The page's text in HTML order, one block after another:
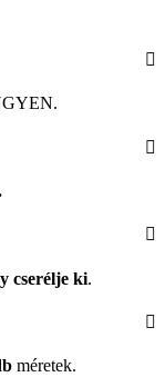
cserélje ki.
méretek.